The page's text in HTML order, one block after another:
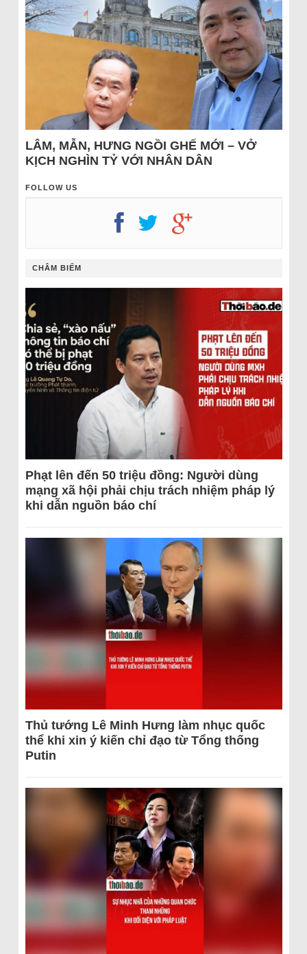
LÂM, MẪN, HƯNG NGỒI GHẾ MỚI – VỞ
KỊCH NGHÌN TỶ VỚI NHÂN DÂN
FOLLOW US
CHÂM BIẾM
Phạt lên đến 50 triệu đồng: Người dùng
mạng xã hội phải chịu trách nhiệm pháp lý
khi dẫn nguồn báo chí
Thủ tướng Lê Minh Hưng làm nhục quốc
thể khi xin ý kiến chỉ đạo từ Tổng thống
Putin